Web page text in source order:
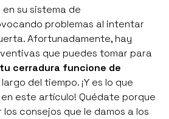
su sistema de
problemas al intentar
Afortunadamente, hay
que puedes tomar para
cerradura funcione de
del tiempo. ¡Y es lo que
este artículo! Quédate porque
consejos que le damos a los